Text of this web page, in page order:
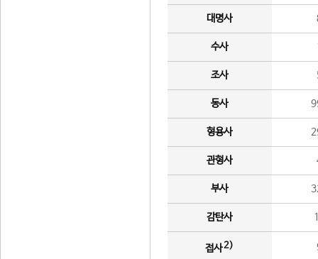
대명사
수사
조사
동사
형용사
관형사
부사
감탄사
접사2)